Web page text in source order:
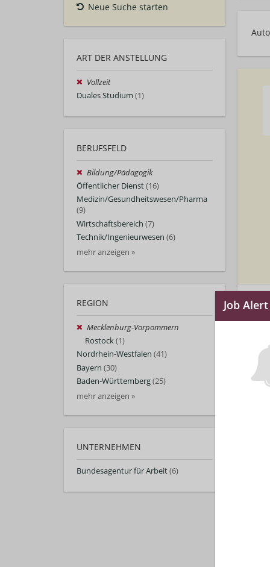
Neue Suche starten
ART DER ANSTELLUNG
Vollzeit
Duales Studium (1)
BERUFSFELD
Bildung/Pädagogik
Öffentlicher Dienst(16)
Medizin/Gesundheitswesen/Pharma
(9)
Wirtschaftsbereich (7)
Technik/Ingenieurwesen (6)
mehr anzeigen »
REGION
Mecklenburg-Vorpommern
Rostock(1)
Nordrhein-Westfalen (41)
Bayern (30)
Baden-Württemberg(25)
mehr anzeigen »
UNTERNEHMEN
Bundesagentur für Arbeit(6)